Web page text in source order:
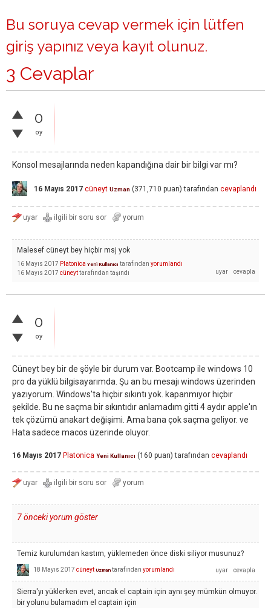
Bu soruya cevap vermek için lütfen
giriş yapınız veya kayıt olunuz.
3 Cevaplar
0
oy
Konsol mesajlarında neden kapandığına dair bir bilgi var mı?
16 Mayıs 2017 cüneyt Uzman (371,710 puan) tarafından cevaplandı
Malesef cüneyt bey hiçbir msj yok
16 Mayıs 2017 Platonica Yeni Kullanıcı tarafından yorumlandı
16 Mayıs 2017 cüneyttarafından taşındı
0
oy
Cüneyt bey bir de şöyle bir durum var. Bootcamp ile windows 10
pro da yüklü bilgisayarımda. Şu an bu mesajı windows üzerinden
yazıyorum. Windows'ta hiçbir sıkıntı yok. kapanmıyor hiçbir
şekilde. Bu ne saçma bir sıkıntıdır anlamadım gitti 4 aydır apple'ın
tek çözümü anakart değişimi. Ama bana çok saçma geliyor. ve
Hata sadece macos üzerinde oluyor.
16 Mayıs 2017 Platonica Yeni Kullanıcı (160 puan) tarafından cevaplandı
7 önceki yorum göster
Temiz kurulumdan kastım, yüklemeden önce diski siliyor musunuz?
18 Mayıs 2017 cüneyt Uzman tarafından yorumlandı
Sierra'yı yüklerken evet, ancak el captain için aynı şey mümkün olmuyor.
bir yolunu bulamadım el captain için